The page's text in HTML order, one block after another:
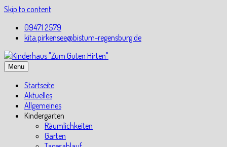
Skip to content
09471 2579
kita.pirkensee@bistum-regensburg.de
Menu
Startseite
Aktuelles
Allgemeines
Kindergarten
Räumlichkeiten
Garten